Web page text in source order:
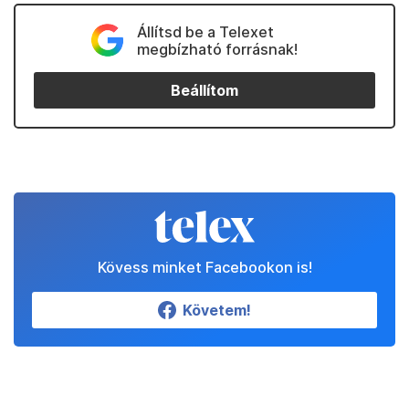
Állítsd be a Telexet
megbízható forrásnak!
Beállítom
Kövess minket Facebookon is!
Követem!